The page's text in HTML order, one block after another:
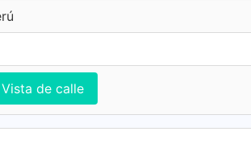
Vista de calle